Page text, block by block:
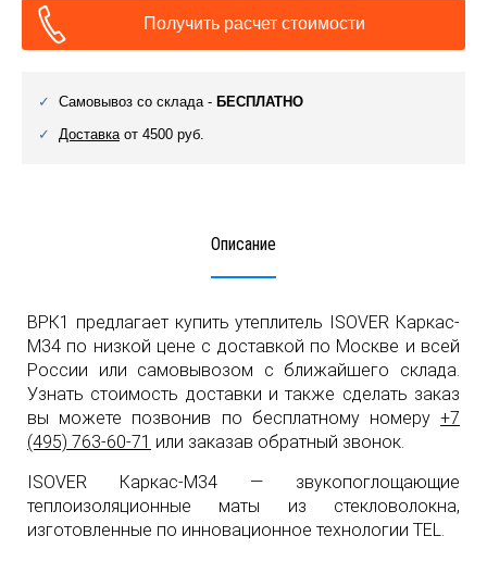
Получить расчет стоимости
Самовывоз со склада - БЕСПЛАТНО
Доставкаот 4500 руб.
Описание
ВРК1 предлагает купить утеплитель ISOVER Каркас-
М34 по низкой цене с доставкой по Москве и всей
России или самовывозом с ближайшего склада.
Узнать стоимость доставки и также сделать заказ
вы можете позвонив по бесплатному номеру +7
(495) 763-60-71 или заказав обратный звонок.
ISOVER Каркас-М34 — звукопоглощающие
теплоизоляционные маты из стекловолокна,
изготовленные по инновационное технологии TEL.